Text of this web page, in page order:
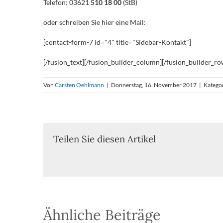
Telefon: 03621 510 18 00 (StB)
oder schreiben Sie hier eine Mail:
[contact-form-7 id="4" title="Sidebar-Kontakt"]
[/fusion_text][/fusion_builder_column][/
Von Carsten Oehlmann | Donnerstag, 16. November 2017 |
Teilen Sie diesen Artikel
Ähnliche Beiträge